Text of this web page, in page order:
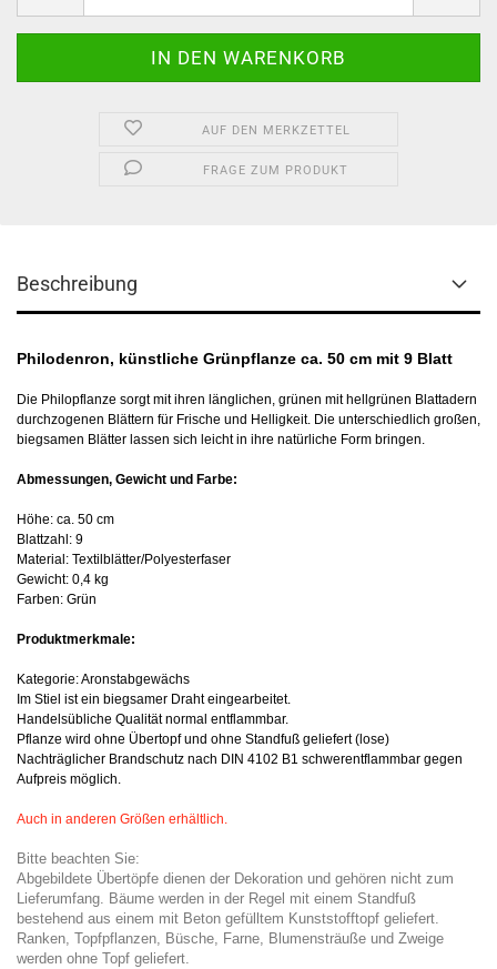
AUF DEN MERKZETTEL
FRAGE ZUM PRODUKT
Beschreibung
Philodenron, künstliche Grünpflanze ca. 50 cm mit 9 Blatt
Die Philopflanze sorgt mit ihren länglichen, grünen mit hellgrünen Blattadern
durchzogenen Blättern für Frische und Helligkeit. Die unterschiedlich großen,
biegsamen Blätter lassen sich leicht in ihre natürliche Form bringen.
Abmessungen, Gewicht und Farbe:
Höhe: ca. 50 cm
Blattzahl: 9
Material: Textilblätter/Polyesterfaser
Gewicht: 0,4 kg
Farben: Grün
Produktmerkmale:
Kategorie: Aronstabgewächs
Im Stiel ist ein biegsamer Draht eingearbeitet.
Handelsübliche Qualität normal entflammbar.
Pflanze wird ohne Übertopf und ohne Standfuß geliefert (lose)
Nachträglicher Brandschutz nach DIN 4102 B1 schwerentflammbar gegen
Aufpreis möglich.
Auch in anderen Größen erhältlich.
Bitte beachten Sie:
Abgebildete Übertöpfe dienen der Dekoration und gehören nicht zum
Lieferumfang. Bäume werden in der Regel mit einem Standfuß
bestehend aus einem mit Beton gefülltem Kunststofftopf geliefert.
Ranken, Topfpflanzen, Büsche, Farne, Blumensträuße und Zweige
werden ohne Topf geliefert.